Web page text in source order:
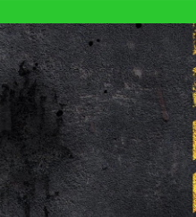
ШАДРИНСК
ДАНКОВ
МИЧУРИНСК
ВЯЗНИКИ
ГОРОДЕЦ
САСОВО
СУХОЙ ЛОГ
ГУРЬЕВСК
МИХАЙЛОВ
НЯГАНЬ
МЕЛЕУЗ
КОЛЬЧУГИНО
КАМЫШИН
ТИХВИН